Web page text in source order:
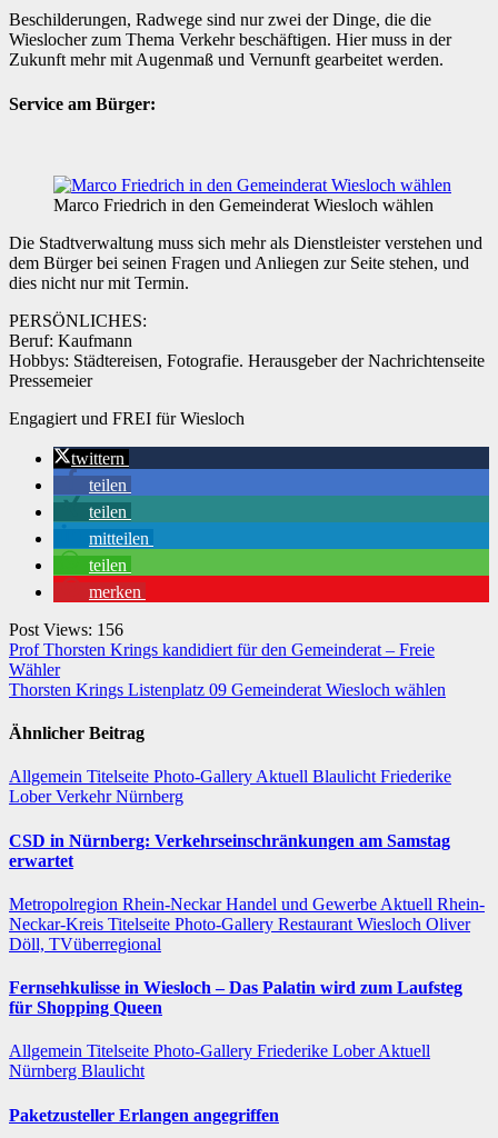
Beschilderungen, Radwege sind nur zwei der Dinge, die die
Wieslocher zum Thema Verkehr beschäftigen. Hier muss in der
Zukunft mehr mit Augenmaß und Vernunft gearbeitet werden.
Service am Bürger:
Marco Friedrich in den Gemeinderat Wiesloch wählen
Die Stadtverwaltung muss sich mehr als Dienstleister verstehen und
dem Bürger bei seinen Fragen und Anliegen zur Seite stehen, und
dies nicht nur mit Termin.
PERSÖNLICHES:
Beruf: Kaufmann
Hobbys: Städtereisen, Fotografie. Herausgeber der Nachrichtenseite
Pressemeier
Engagiert und FREI für Wiesloch
twittern
teilen
teilen
mitteilen
teilen
merken
Post Views: 156
Beitragsnavigation
Prof Thorsten Krings kandidiert für den Gemeinderat – Freie
Wähler
Thorsten Krings Listenplatz 09 Gemeinderat Wiesloch wählen
Ähnlicher Beitrag
Allgemein Titelseite Photo-Gallery Aktuell Blaulicht Friederike
LoberVerkehrNürnberg
CSD in Nürnberg: Verkehrseinschränkungen am Samstag
erwartet
Metropolregion Rhein-Neckar Handel und Gewerbe Aktuell Rhein-
Neckar-Kreis Titelseite Photo-Gallery Restaurant Wiesloch Oliver
Döll, TVüberregional
Fernsehkulisse in Wiesloch – Das Palatin wird zum Laufsteg
für Shopping Queen
Allgemein Titelseite Photo-Gallery Friederike LoberAktuell
Nürnberg Blaulicht
Paketzusteller Erlangen angegriffen